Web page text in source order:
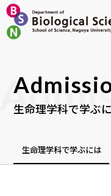
生命理学科で学ぶ
生命理学科で学ぶには